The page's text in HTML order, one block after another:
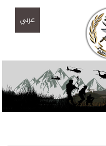
عربي